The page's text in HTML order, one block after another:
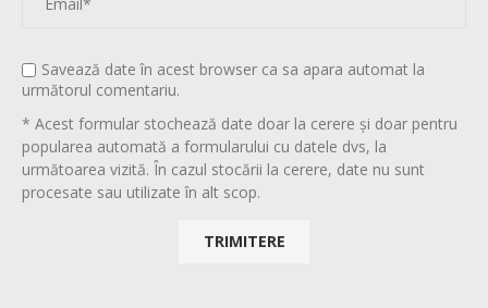
Savează date în acest browser ca sa apara automat la
următorul comentariu.
* Acest formular stochează date doar la cerere și doar pentru
popularea automată a formularului cu datele dvs, la
următoarea vizită. În cazul stocării la cerere, date nu sunt
procesate sau utilizate în alt scop.